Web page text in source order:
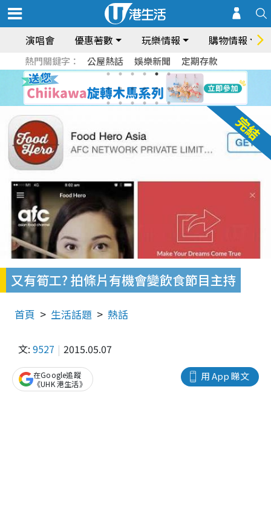
演唱會 優惠著數 玩樂情報 購物情報
熱門關鍵字： 公屋熱話 娛樂新聞 定期存款
又有筍工? 拍條片有機會變飲食節目主持
首頁 生活話題 熱話
文: 9527 2015.05.07
用 App 睇文
在Google追蹤
《UHK 港生活》